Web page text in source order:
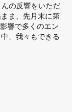
の反響をいただ
ま、先月末に第
響で多くのエン
、我々もできる